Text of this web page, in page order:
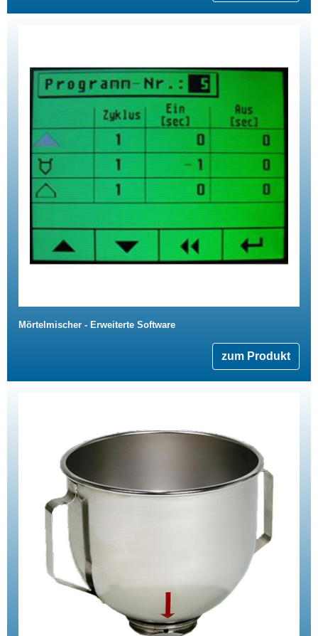
Mörtelmischer - Erweiterte Software
zum Produkt